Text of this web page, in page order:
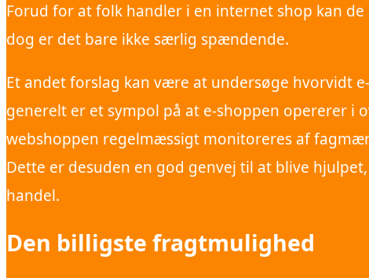
Forud for at folk handler i en internet shop kan
dog er det bare ikke særlig spændende.
Et andet forslag kan være at undersøge hvorvidt
generelt er et sympol på at e-shoppen opererer i
webshoppen regelmæssigt monitoreres af
Dette er desuden en god genvej til at blive
handel.
Den billigste fragtmulighed